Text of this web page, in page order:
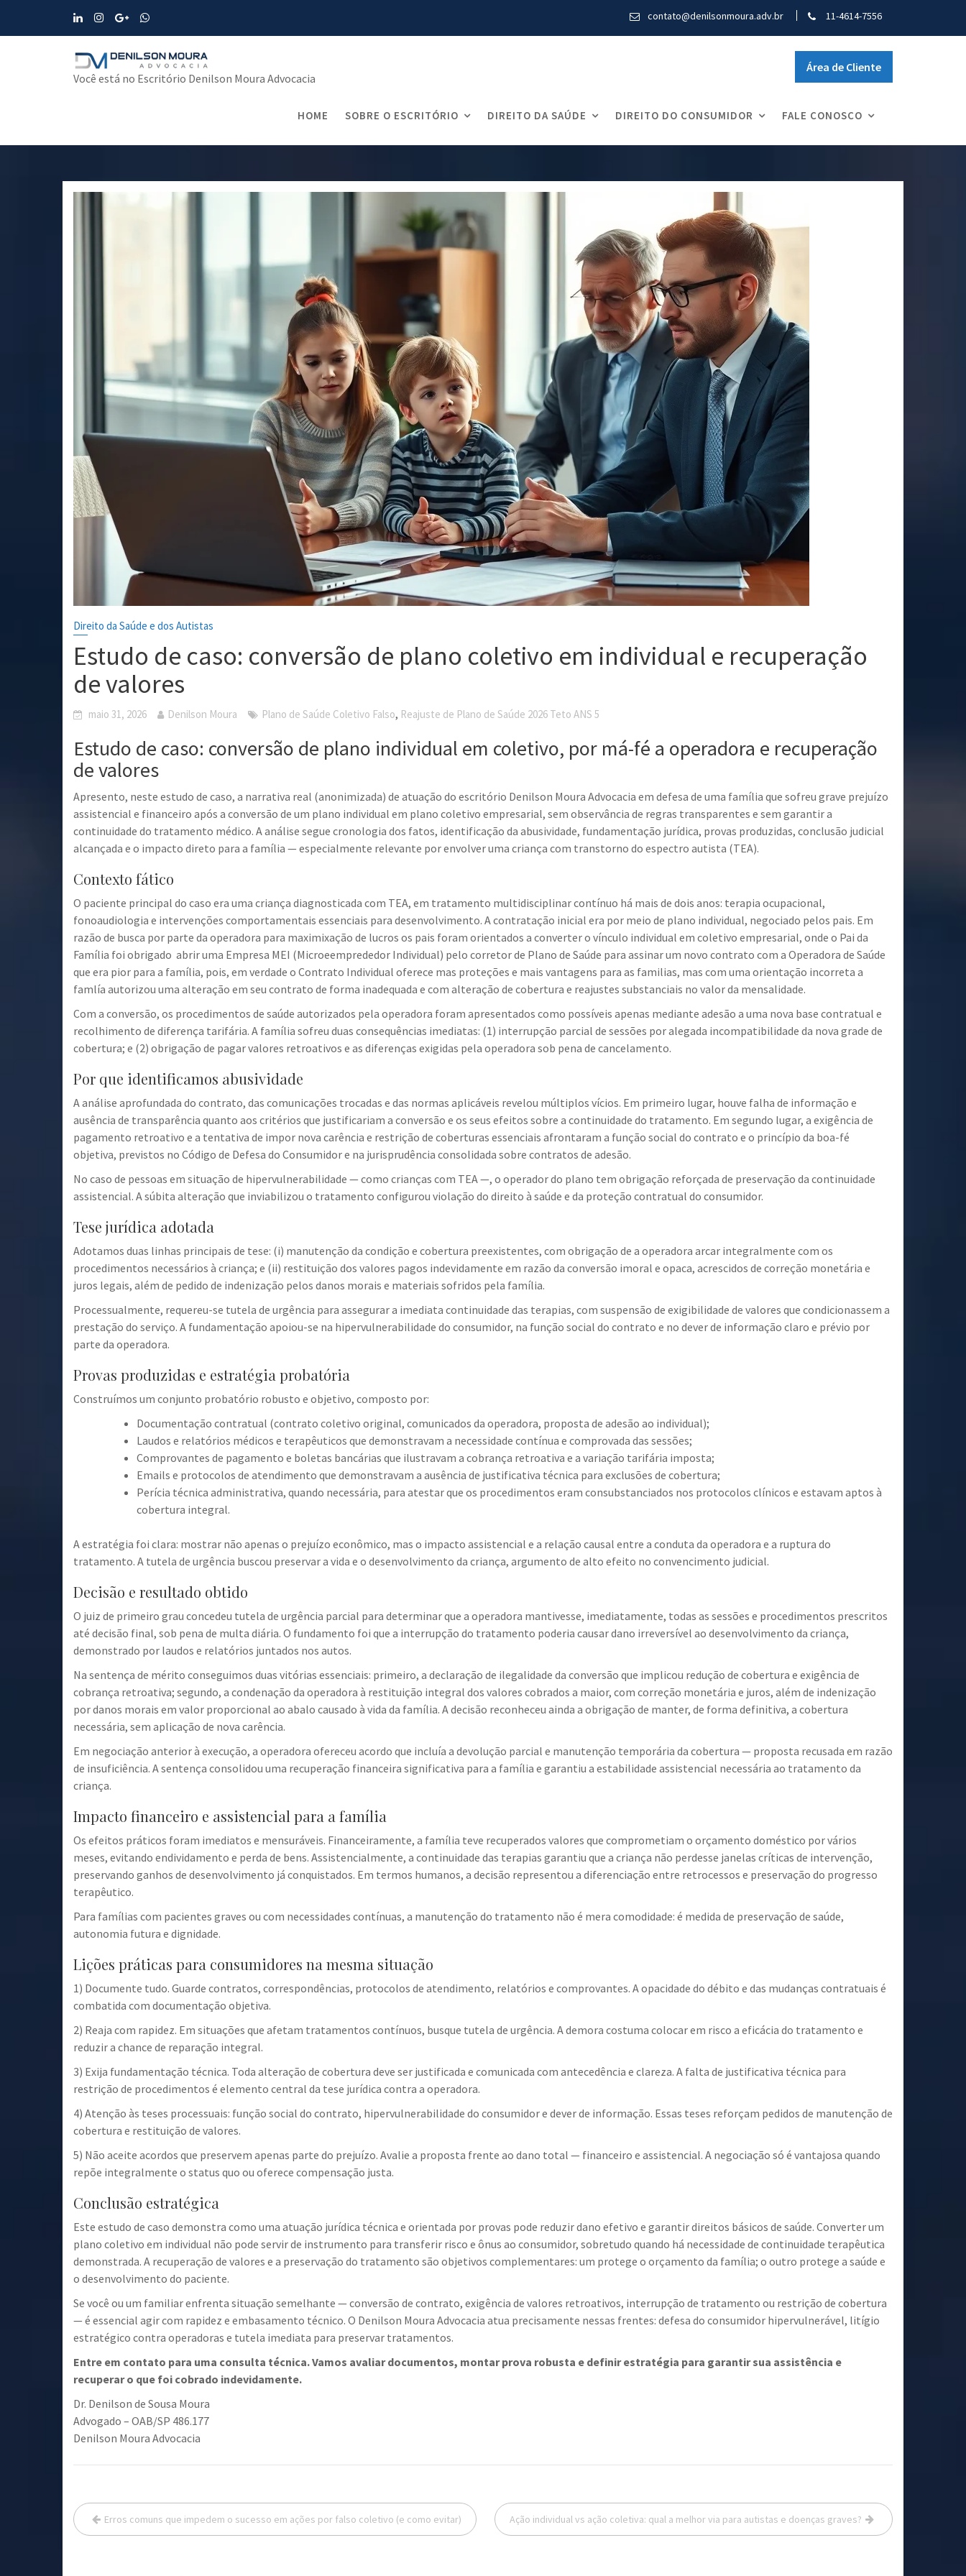
contato@denilsonmoura.adv.br 11-4614-7556
Você está no Escritório Denilson Moura Advocacia
Área de Cliente
HOME SOBRE O ESCRITÓRIO DIREITO DA SAÚDE DIREITO DO CONSUMIDOR FALE CONOSCO
Blog
Direito da Saúde e dos Autistas
Estudo de caso: conversão de plano coletivo em individual e recuperação
de valores
maio 31, 2026 Denilson Moura Plano de Saúde Coletivo Falso, Reajuste de Plano de Saúde 2026 Teto ANS 5
Estudo de caso: conversão de plano individual em coletivo, por má-fé a operadora e recuperação
de valores
Apresento, neste estudo de caso, a narrativa real (anonimizada) de atuação do escritório Denilson Moura Advocacia em defesa de uma família que sofreu grave prejuízo
assistencial e financeiro após a conversão de um plano individual em plano coletivo empresarial, sem observância de regras transparentes e sem garantir a
continuidade do tratamento médico. A análise segue cronologia dos fatos, identificação da abusividade, fundamentação jurídica, provas produzidas, conclusão judicial
alcançada e o impacto direto para a família — especialmente relevante por envolver uma criança com transtorno do espectro autista (TEA).
Contexto fático
O paciente principal do caso era uma criança diagnosticada com TEA, em tratamento multidisciplinar contínuo há mais de dois anos: terapia ocupacional,
fonoaudiologia e intervenções comportamentais essenciais para desenvolvimento. A contratação inicial era por meio de plano individual, negociado pelos pais. Em
razão de busca por parte da operadora para maximixação de lucros os pais foram orientados a converter o vínculo individual em coletivo empresarial, onde o Pai da
Família foi obrigado abrir uma Empresa MEI (Microeemprededor Individual) pelo corretor de Plano de Saúde para assinar um novo contrato com a Operadora de Saúde
que era pior para a família, pois, em verdade o Contrato Individual oferece mas proteções e mais vantagens para as familias, mas com uma orientação incorreta a
famlía autorizou uma alteração em seu contrato de forma inadequada e com alteração de cobertura e reajustes substanciais no valor da mensalidade.
Com a conversão, os procedimentos de saúde autorizados pela operadora foram apresentados como possíveis apenas mediante adesão a uma nova base contratual e
recolhimento de diferença tarifária. A família sofreu duas consequências imediatas: (1) interrupção parcial de sessões por alegada incompatibilidade da nova grade de
cobertura; e (2) obrigação de pagar valores retroativos e as diferenças exigidas pela operadora sob pena de cancelamento.
Por que identificamos abusividade
A análise aprofundada do contrato, das comunicações trocadas e das normas aplicáveis revelou múltiplos vícios. Em primeiro lugar, houve falha de informação e
ausência de transparência quanto aos critérios que justificariam a conversão e os seus efeitos sobre a continuidade do tratamento. Em segundo lugar, a exigência de
pagamento retroativo e a tentativa de impor nova carência e restrição de coberturas essenciais afrontaram a função social do contrato e o princípio da boa-fé
objetiva, previstos no Código de Defesa do Consumidor e na jurisprudência consolidada sobre contratos de adesão.
No caso de pessoas em situação de hipervulnerabilidade — como crianças com TEA —, o operador do plano tem obrigação reforçada de preservação da continuidade
assistencial. A súbita alteração que inviabilizou o tratamento configurou violação do direito à saúde e da proteção contratual do consumidor.
Tese jurídica adotada
Adotamos duas linhas principais de tese: (i) manutenção da condição e cobertura preexistentes, com obrigação de a operadora arcar integralmente com os
procedimentos necessários à criança; e (ii) restituição dos valores pagos indevidamente em razão da conversão imoral e opaca, acrescidos de correção monetária e
juros legais, além de pedido de indenização pelos danos morais e materiais sofridos pela família.
Processualmente, requereu-se tutela de urgência para assegurar a imediata continuidade das terapias, com suspensão de exigibilidade de valores que condicionassem a
prestação do serviço. A fundamentação apoiou-se na hipervulnerabilidade do consumidor, na função social do contrato e no dever de informação claro e prévio por
parte da operadora.
Provas produzidas e estratégia probatória
Construímos um conjunto probatório robusto e objetivo, composto por:
Documentação contratual (contrato coletivo original, comunicados da operadora, proposta de adesão ao individual);
Laudos e relatórios médicos e terapêuticos que demonstravam a necessidade contínua e comprovada das sessões;
Comprovantes de pagamento e boletas bancárias que ilustravam a cobrança retroativa e a variação tarifária imposta;
Emails e protocolos de atendimento que demonstravam a ausência de justificativa técnica para exclusões de cobertura;
Perícia técnica administrativa, quando necessária, para atestar que os procedimentos eram consubstanciados nos protocolos clínicos e estavam aptos à
cobertura integral.
A estratégia foi clara: mostrar não apenas o prejuízo econômico, mas o impacto assistencial e a relação causal entre a conduta da operadora e a ruptura do
tratamento. A tutela de urgência buscou preservar a vida e o desenvolvimento da criança, argumento de alto efeito no convencimento judicial.
Decisão e resultado obtido
O juiz de primeiro grau concedeu tutela de urgência parcial para determinar que a operadora mantivesse, imediatamente, todas as sessões e procedimentos prescritos
até decisão final, sob pena de multa diária. O fundamento foi que a interrupção do tratamento poderia causar dano irreversível ao desenvolvimento da criança,
demonstrado por laudos e relatórios juntados nos autos.
Na sentença de mérito conseguimos duas vitórias essenciais: primeiro, a declaração de ilegalidade da conversão que implicou redução de cobertura e exigência de
cobrança retroativa; segundo, a condenação da operadora à restituição integral dos valores cobrados a maior, com correção monetária e juros, além de indenização
por danos morais em valor proporcional ao abalo causado à vida da família. A decisão reconheceu ainda a obrigação de manter, de forma definitiva, a cobertura
necessária, sem aplicação de nova carência.
Em negociação anterior à execução, a operadora ofereceu acordo que incluía a devolução parcial e manutenção temporária da cobertura — proposta recusada em razão
de insuficiência. A sentença consolidou uma recuperação financeira significativa para a família e garantiu a estabilidade assistencial necessária ao tratamento da
criança.
Impacto financeiro e assistencial para a família
Os efeitos práticos foram imediatos e mensuráveis. Financeiramente, a família teve recuperados valores que comprometiam o orçamento doméstico por vários
meses, evitando endividamento e perda de bens. Assistencialmente, a continuidade das terapias garantiu que a criança não perdesse janelas críticas de intervenção,
preservando ganhos de desenvolvimento já conquistados. Em termos humanos, a decisão representou a diferenciação entre retrocessos e preservação do progresso
terapêutico.
Para famílias com pacientes graves ou com necessidades contínuas, a manutenção do tratamento não é mera comodidade: é medida de preservação de saúde,
autonomia futura e dignidade.
Lições práticas para consumidores na mesma situação
1) Documente tudo. Guarde contratos, correspondências, protocolos de atendimento, relatórios e comprovantes. A opacidade do débito e das mudanças contratuais é
combatida com documentação objetiva.
2) Reaja com rapidez. Em situações que afetam tratamentos contínuos, busque tutela de urgência. A demora costuma colocar em risco a eficácia do tratamento e
reduzir a chance de reparação integral.
3) Exija fundamentação técnica. Toda alteração de cobertura deve ser justificada e comunicada com antecedência e clareza. A falta de justificativa técnica para
restrição de procedimentos é elemento central da tese jurídica contra a operadora.
4) Atenção às teses processuais: função social do contrato, hipervulnerabilidade do consumidor e dever de informação. Essas teses reforçam pedidos de manutenção de
cobertura e restituição de valores.
5) Não aceite acordos que preservem apenas parte do prejuízo. Avalie a proposta frente ao dano total — financeiro e assistencial. A negociação só é vantajosa quando
repõe integralmente o status quo ou oferece compensação justa.
Conclusão estratégica
Este estudo de caso demonstra como uma atuação jurídica técnica e orientada por provas pode reduzir dano efetivo e garantir direitos básicos de saúde. Converter um
plano coletivo em individual não pode servir de instrumento para transferir risco e ônus ao consumidor, sobretudo quando há necessidade de continuidade terapêutica
demonstrada. A recuperação de valores e a preservação do tratamento são objetivos complementares: um protege o orçamento da família; o outro protege a saúde e
o desenvolvimento do paciente.
Se você ou um familiar enfrenta situação semelhante — conversão de contrato, exigência de valores retroativos, interrupção de tratamento ou restrição de cobertura
— é essencial agir com rapidez e embasamento técnico. O Denilson Moura Advocacia atua precisamente nessas frentes: defesa do consumidor hipervulnerável, litígio
estratégico contra operadoras e tutela imediata para preservar tratamentos.
Entre em contato para uma consulta técnica. Vamos avaliar documentos, montar prova robusta e definir estratégia para garantir sua assistência e
recuperar o que foi cobrado indevidamente.
Dr. Denilson de Sousa Moura
Advogado – OAB/SP 486.177
Denilson Moura Advocacia
Navegação
de
Erros comuns que impedem o sucesso em ações por falso coletivo (e como evitar) Ação individual vs ação coletiva: qual a melhor via para autistas e doenças graves?